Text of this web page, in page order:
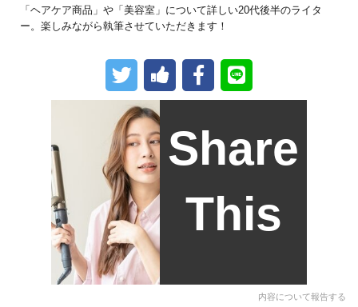
「ヘアケア商品」や「美容室」について詳しい20代後半のライタ
ー。楽しみながら執筆させていただきます！
Share
This
内容について報告する